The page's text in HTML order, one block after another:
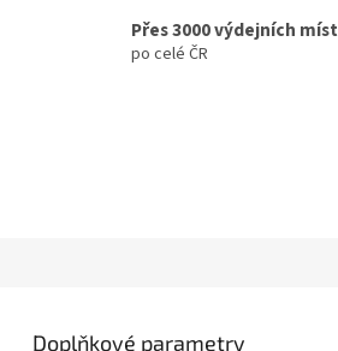
Přes 3000 výdejních míst
po celé ČR
Doplňkové parametry